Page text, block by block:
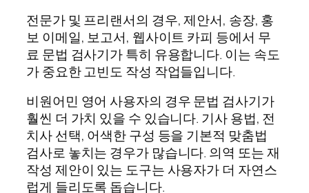
전문가 및 프리랜서의 경우, 제안서, 송장, 홍
보 이메일, 보고서, 웹사이트 카피 등에서 무
료 문법 검사기가 특히 유용합니다. 이는 속도
가 중요한 고빈도 작성 작업들입니다.
비원어민 영어 사용자의 경우 문법 검사기가
훨씬 더 가치 있을 수 있습니다. 기사 용법, 전
치사 선택, 어색한 구성 등을 기본적 맞춤법
검사로 놓치는 경우가 많습니다. 의역 또는 재
작성 제안이 있는 도구는 사용자가 더 자연스
럽게 들리도록 돕습니다.